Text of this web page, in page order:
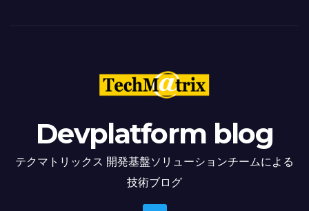
Devplatform blog
テクマトリックス 開発基盤ソリューションチームによる
技術ブログ